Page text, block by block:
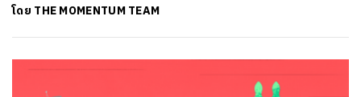
โดย THE MOMENTUM TEAM